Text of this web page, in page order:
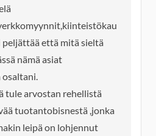
peljättää että mitä sieltä
nämä asiat
tule arvostan rehellistä
tuotantobisnestä ,jonka
leipä on lohjennut